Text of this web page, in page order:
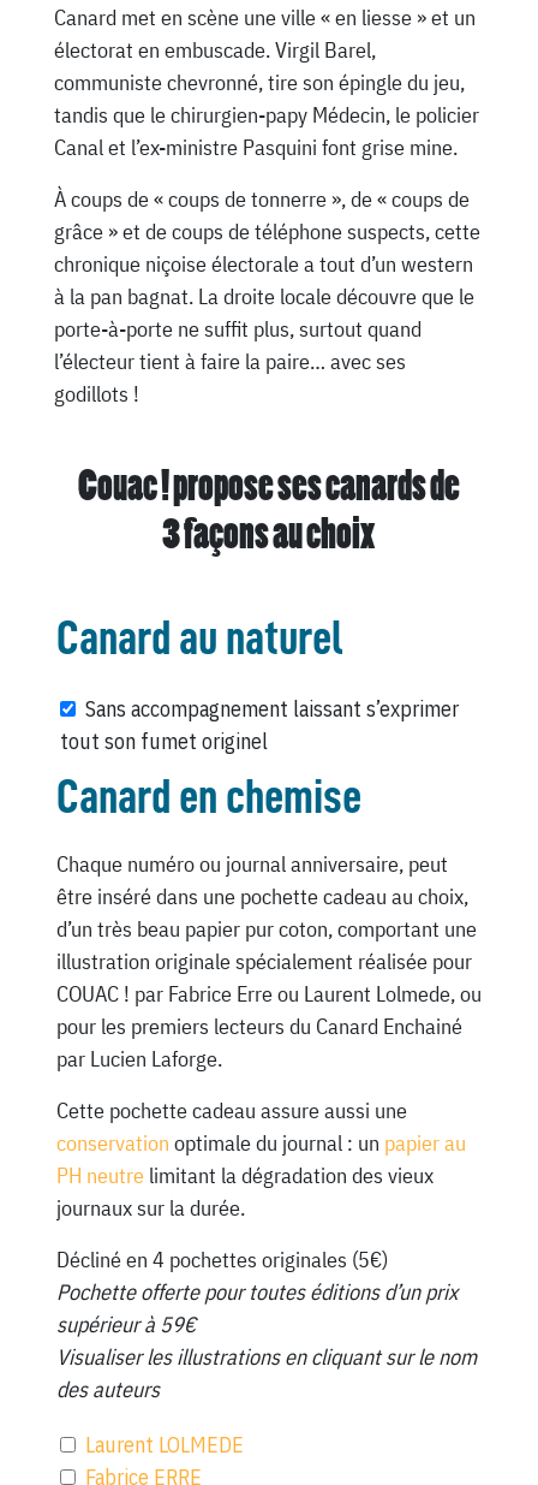
Canard met en scène une ville « en liesse » et un
électorat en embuscade. Virgil Barel,
communiste chevronné, tire son épingle du jeu,
tandis que le chirurgien-papy Médecin, le policier
Canal et l’ex-ministre Pasquini font grise mine.
À coups de « coups de tonnerre », de « coups de
grâce » et de coups de téléphone suspects, cette
chronique niçoise électorale a tout d’un western
à la pan bagnat. La droite locale découvre que le
porte-à-porte ne suffit plus, surtout quand
l’électeur tient à faire la paire… avec ses
godillots !
Couac ! propose ses canards de
3 façons au choix
Canard au naturel
Sans accompagnement laissant s’exprimer
tout son fumet originel
Canard en chemise
Chaque numéro ou journal anniversaire, peut
être inséré dans une pochette cadeau au choix,
d’un très beau papier pur coton, comportant une
illustration originale spécialement réalisée pour
COUAC ! par Fabrice Erre ou Laurent Lolmede, ou
pour les premiers lecteurs du Canard Enchainé
par Lucien Laforge.
Cette pochette cadeau assure aussi une
conservation optimale du journal : un papier au
PH neutrelimitant la dégradation des vieux
journaux sur la durée.
Décliné en 4 pochettes originales (5€)
Pochette offerte pour toutes éditions d’un prix
supérieur à 59€
Visualiser les illustrations en cliquant sur le nom
des auteurs
Laurent LOLMEDE
Fabrice ERRE